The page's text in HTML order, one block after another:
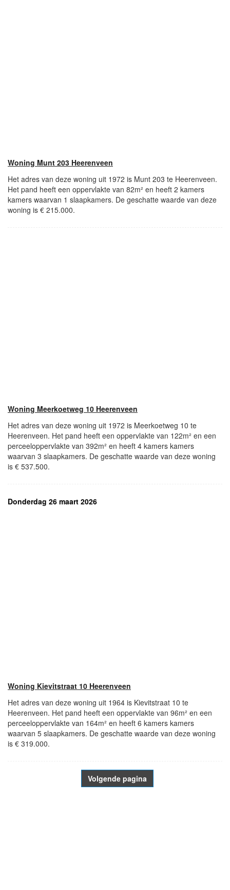
Woning Munt 203 Heerenveen
Het adres van deze woning uit 1972 is Munt 203 te Heerenveen.
Het pand heeft een oppervlakte van 82m² en heeft 2 kamers
kamers waarvan 1 slaapkamers. De geschatte waarde van deze
woning is € 215.000.
Woning Meerkoetweg 10 Heerenveen
Het adres van deze woning uit 1972 is Meerkoetweg 10 te
Heerenveen. Het pand heeft een oppervlakte van 122m² en een
perceeloppervlakte van 392m² en heeft 4 kamers kamers
waarvan 3 slaapkamers. De geschatte waarde van deze woning
is € 537.500.
Donderdag 26 maart 2026
Woning Kievitstraat 10 Heerenveen
Het adres van deze woning uit 1964 is Kievitstraat 10 te
Heerenveen. Het pand heeft een oppervlakte van 96m² en een
perceeloppervlakte van 164m² en heeft 6 kamers kamers
waarvan 5 slaapkamers. De geschatte waarde van deze woning
is € 319.000.
Volgende pagina